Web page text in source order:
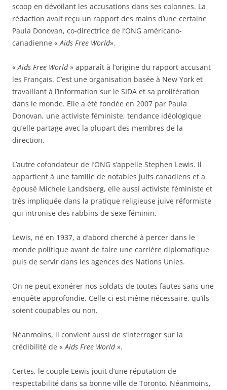
scoop en dévoilant les accusations dans ses colonnes. La
rédaction avait reçu un rapport des mains d’une certaine
Paula Donovan, co-directrice de l’ONG américano-
canadienne «Aids Free World».
«Aids Free World» apparaît à l’origine du rapport accusant
les Français. C’est une organisation basée à New York et
travaillant à l’information sur le SIDA et sa prolifération
dans le monde. Elle a été fondée en 2007 par Paula
Donovan, une activiste féministe, tendance idéologique
qu’elle partage avec la plupart des membres de la
direction.
L’autre cofondateur de l’ONG s’appelle Stephen Lewis. Il
appartient à une famille de notables juifs canadiens et a
épousé Michele Landsberg, elle aussi activiste féministe et
très impliquée dans la pratique religieuse juive réformiste
qui intronise des rabbins de sexe féminin.
Lewis, né en 1937, a d’abord cherché à percer dans le
monde politique avant de faire une carrière diplomatique
puis de servir dans les agences des Nations Unies.
On ne peut exonérer nos soldats de toutes fautes sans une
enquête approfondie. Celle-ci est même nécessaire, qu’ils
soient coupables ou non.
Néanmoins, il convient aussi de s’interroger sur la
crédibilité de «Aids Free World».
Certes, le couple Lewis jouit d’une réputation de
respectabilité dans sa bonne ville de Toronto. Néanmoins,